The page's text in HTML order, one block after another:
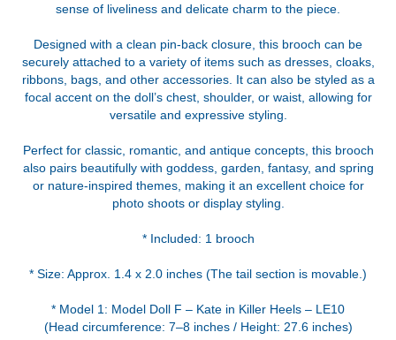
sense of liveliness and delicate charm to the piece.
Designed with a clean pin-back closure, this brooch can be
securely attached to a variety of items such as dresses, cloaks,
ribbons, bags, and other accessories. It can also be styled as a
focal accent on the doll’s chest, shoulder, or waist, allowing for
versatile and expressive styling.
Perfect for classic, romantic, and antique concepts, this brooch
also pairs beautifully with goddess, garden, fantasy, and spring
or nature-inspired themes, making it an excellent choice for
photo shoots or display styling.
* Included: 1 brooch
* Size: Approx. 1.4 x 2.0 inches (The tail section is movable.)
* Model 1: Model Doll F – Kate in Killer Heels – LE10
(Head circumference: 7–8 inches / Height: 27.6 inches)